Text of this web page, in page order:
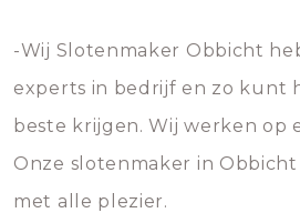
-Wij Slotenmaker Obbicht
experts in bedrijf en zo kunt
beste krijgen. Wij werken op
Onze slotenmaker in
met alle plezier.